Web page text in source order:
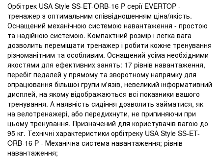
Орбітрек USA Style SS-ET-ORB-16 P серії EVERTOP -
тренажер з оптимальним співвідношенням ціна/якість.
Оснащений механічною системою навантаження - простою
та надійною системою. Компактний розмір і легка вага
дозволить переміщати тренажер і робити кожне тренування
різноманітним та особливим. Оснащений усіма необхідними
якостями для ефективних занять: 17 рівнів навантаження,
перебіг педалей у прямому та зворотному напрямку для
опрацювання більшої групи м'язів, невеликий інформативний
дисплей, на якому відображаються всі показники вашого
тренування. А наявність сидіння дозволить займатися, як
на велотренажері, або передихнути, не припиняючи при
цьому тренування. Призначений для користувачів вагою до
95 кг. Технічні характеристики орбітреку USA Style SS-ET-
ORB-16 P - Механічна система навантаження; рівнів
навантаження;